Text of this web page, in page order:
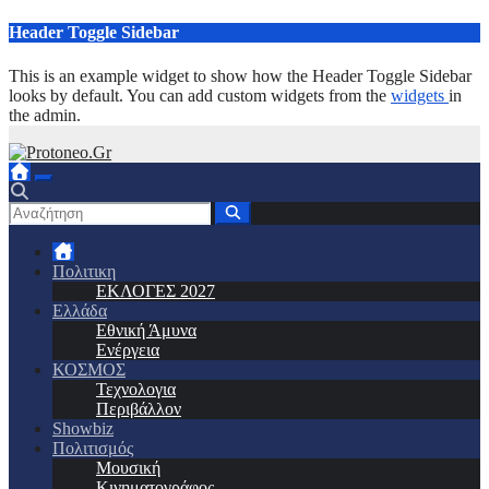
Μετάβαση
περιεχόμενο
Header Toggle Sidebar
This is an example widget to show how the Header Toggle Sidebar
looks by default. You can add custom widgets from the widgets in
the admin.
Πολιτικη
ΕΚΛΟΓΕΣ 2027
Ελλάδα
Εθνική Άμυνα
Ενέργεια
ΚΟΣΜΟΣ
Τεχνολογια
Περιβάλλον
Showbiz
Πολιτισμός
Μουσική